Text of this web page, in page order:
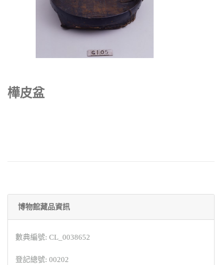
樺皮盆
博物館藏品資訊
數典編號: CL_0038652
登記總號: 00202